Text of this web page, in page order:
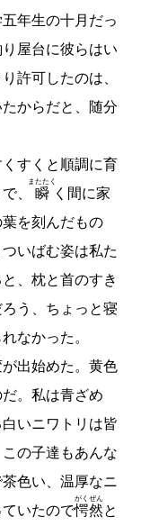
年生の十月だっ
屋台に彼らはい
許可したのは、
からだと、随分
すくと順調に育
、
瞬
またたく
く間に家
を刻んだもの
いばむ姿は私た
、枕と首のすき
う、ちょっと寝
なかった。
出始めた。黄色
。私は青ざめ
いニワトリは皆
の子達もあんな
色い、温厚なニ
いたので愕然
がくぜん
と